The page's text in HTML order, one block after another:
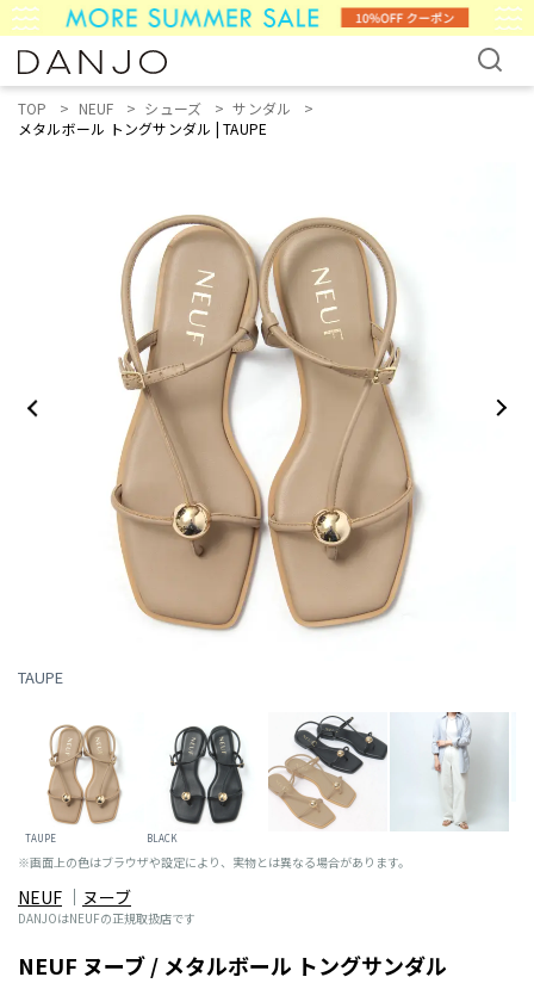
TOP NEUF シューズ
サンダル
メタルボール トングサンダル | TAUPE
TAUPE
TAUPE BLACK
※画面上の色はブラウザや設定により、実物とは異なる場合があります。
NEUF ヌーブ
DANJOはNEUFの正規取扱店です
NEUF ヌーブ / メタルボール トングサンダル